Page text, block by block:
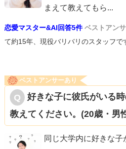
まえて教えてもら...
恋愛マスター&AI回答5件 ベストアン
て約15年、現役バリバリのスタッフで
ベストアンサーあり
好きな子に彼氏がいる
教えてください。(20歳・男
同じ大学内に好きな